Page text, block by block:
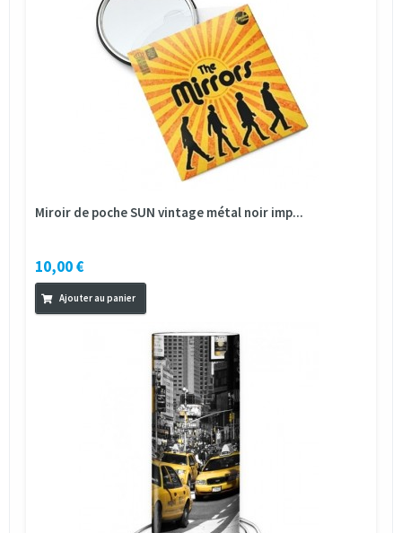
Miroir de poche SUN vintage métal noir imp...
10,00 €
Ajouter au panier